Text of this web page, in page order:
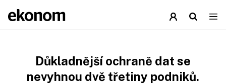
Důkladnější ochraně dat se
nevyhnou dvě třetiny podniků.